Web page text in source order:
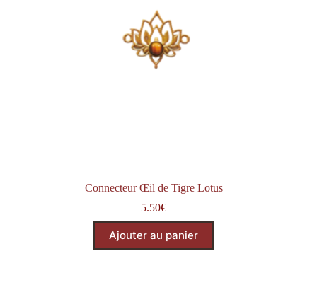
Connecteur Œil de Tigre Lotus
5.50€
Ajouter au panier